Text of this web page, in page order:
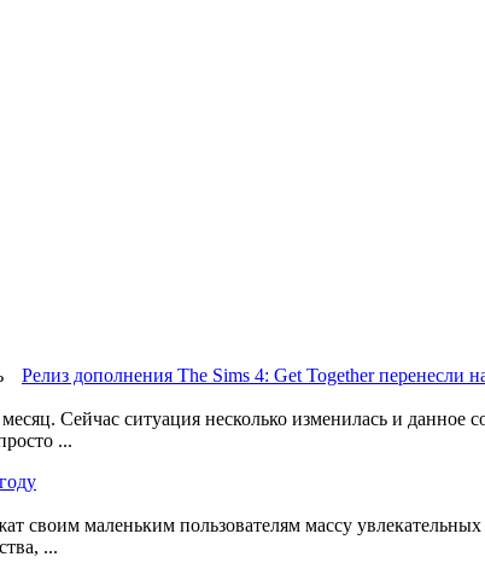
Релиз дополнения The Sims 4: Get Together перенесли
Сейчас ситуация несколько изменилась и данное
...
своим маленьким пользователям массу
...